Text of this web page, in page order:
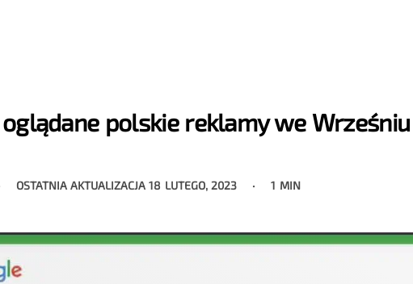
polskie reklamy we
OSTATNIA AKTUALIZACJA18 LUTEGO, 2023 1 MIN